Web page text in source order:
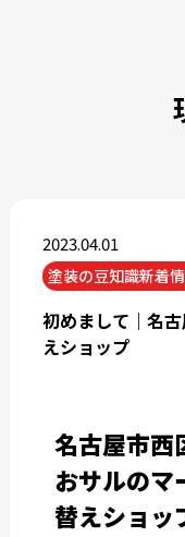
2023.04.01
塗装の豆知識新着
初めまして｜名
えショップ
名古屋市西
おサルのマ
替えショッ